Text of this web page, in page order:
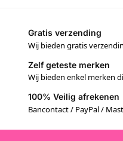
Gratis verzending
Wij bieden gratis
Zelf geteste merken
Wij bieden enkel merken
100% Veilig afrekenen
Bancontact / PayPal /